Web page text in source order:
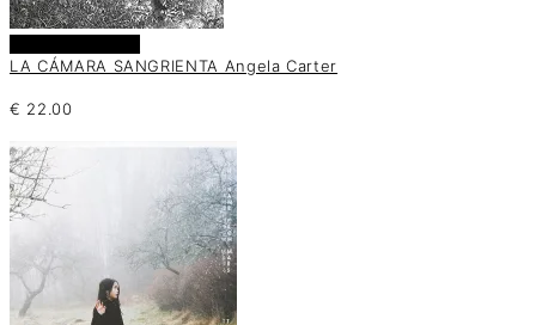
LA CÁMARA SANGRIENTA Angela Carter
€ 22.00